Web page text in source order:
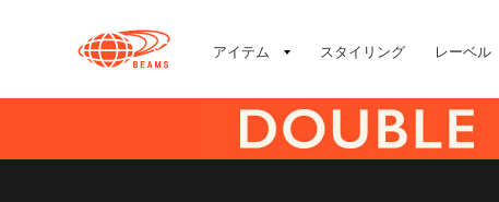
アイテム スタイリング レーベル